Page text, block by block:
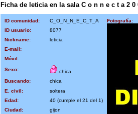
Ficha de leticia en la sala C o n n e c t a 2 0
ID comunidad: C_O_N_N_E_C_T_A
Fotografía:
ID usuario:
8077
Nickname:
leticia
E-mail:
Móvil:
Sexo:
chica
Buscando:
chica
E. civil:
soltera
Edad:
40 (cumple el 21 del 1)
Ciudad:
gijon